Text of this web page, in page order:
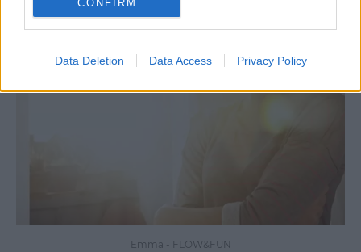
CONFIRM
Data Deletion Data Access Privacy Policy
Emma - FLOW&FUN